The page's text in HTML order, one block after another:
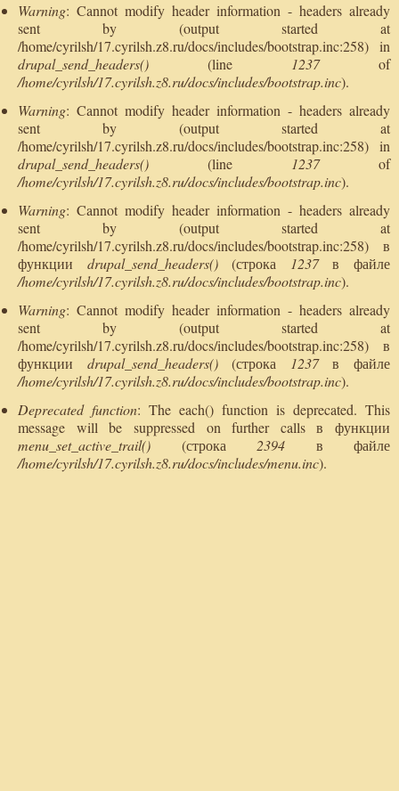
Warning: Cannot modify header information - headers already
sent by (output started at
/home/cyrilsh/17.cyrilsh.z8.ru/docs/includes/bootstrap.inc:258) in
drupal_send_headers() (line 1237of
/home/cyrilsh/17.cyrilsh.z8.ru/docs/includes/bootstrap.inc).
Warning: Cannot modify header information - headers already
sent by (output started at
/home/cyrilsh/17.cyrilsh.z8.ru/docs/includes/bootstrap.inc:258) in
drupal_send_headers() (line 1237of
/home/cyrilsh/17.cyrilsh.z8.ru/docs/includes/bootstrap.inc).
Warning: Cannot modify header information - headers already
sent by (output started at
/home/cyrilsh/17.cyrilsh.z8.ru/docs/includes/bootstrap.inc:258) в
функции drupal_send_headers()(строка 1237в файле
/home/cyrilsh/17.cyrilsh.z8.ru/docs/includes/bootstrap.inc).
Warning: Cannot modify header information - headers already
sent by (output started at
/home/cyrilsh/17.cyrilsh.z8.ru/docs/includes/bootstrap.inc:258) в
функции drupal_send_headers()(строка 1237в файле
/home/cyrilsh/17.cyrilsh.z8.ru/docs/includes/bootstrap.inc).
Deprecated function: The each() function is deprecated. This
message will be suppressed on further calls в функции
menu_set_active_trail() (строка 2394 в файле
/home/cyrilsh/17.cyrilsh.z8.ru/docs/includes/menu.inc).